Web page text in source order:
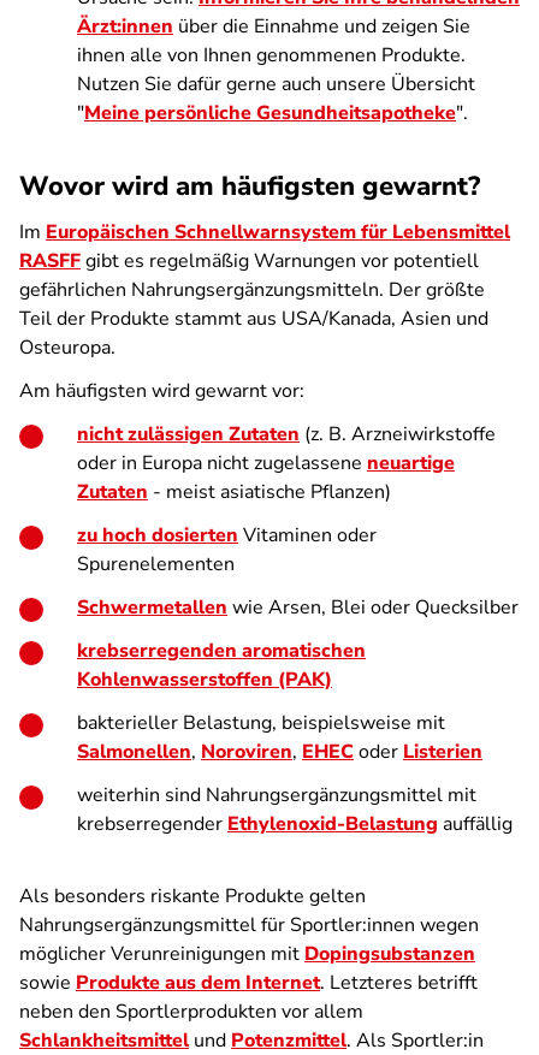
Ärzt:innen über die Einnahme und zeigen Sie
ihnen alle von Ihnen genommenen Produkte.
Nutzen Sie dafür gerne auch unsere Übersicht
"Meine persönliche Gesundheitsapotheke".
Wovor wird am häufigsten gewarnt?
Im Europäischen Schnellwarnsystem für Lebensmittel
RASFFgibt es regelmäßig Warnungen vor potentiell
gefährlichen Nahrungsergänzungsmitteln. Der größte
Teil der Produkte stammt aus USA/Kanada, Asien und
Osteuropa.
Am häufigsten wird gewarnt vor:
nicht zulässigen Zutaten (z. B. Arzneiwirkstoffe
oder in Europa nicht zugelassene neuartige
Zutaten - meist asiatische Pflanzen)
zu hoch dosierten Vitaminen oder
Spurenelementen
Schwermetallen wie Arsen, Blei oder Quecksilber
krebserregenden aromatischen
Kohlenwasserstoffen (PAK)
bakterieller Belastung, beispielsweise mit
Salmonellen, Noroviren, EHECoder Listerien
weiterhin sind Nahrungsergänzungsmittel mit
krebserregender Ethylenoxid-Belastung auffällig
Als besonders riskante Produkte gelten
Nahrungsergänzungsmittel für Sportler:innen wegen
möglicher Verunreinigungen mit Dopingsubstanzen
sowie Produkte aus dem Internet. Letzteres betrifft
neben den Sportlerprodukten vor allem
Schlankheitsmittelund Potenzmittel. Als Sportler:in